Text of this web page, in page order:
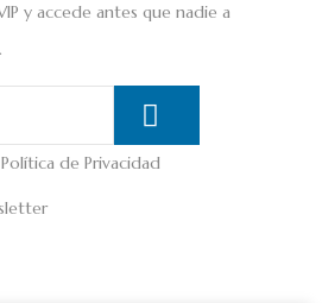
y accede antes que nadie a
Política de Privacidad